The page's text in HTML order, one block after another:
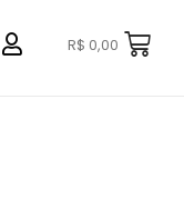
R$ 0,00